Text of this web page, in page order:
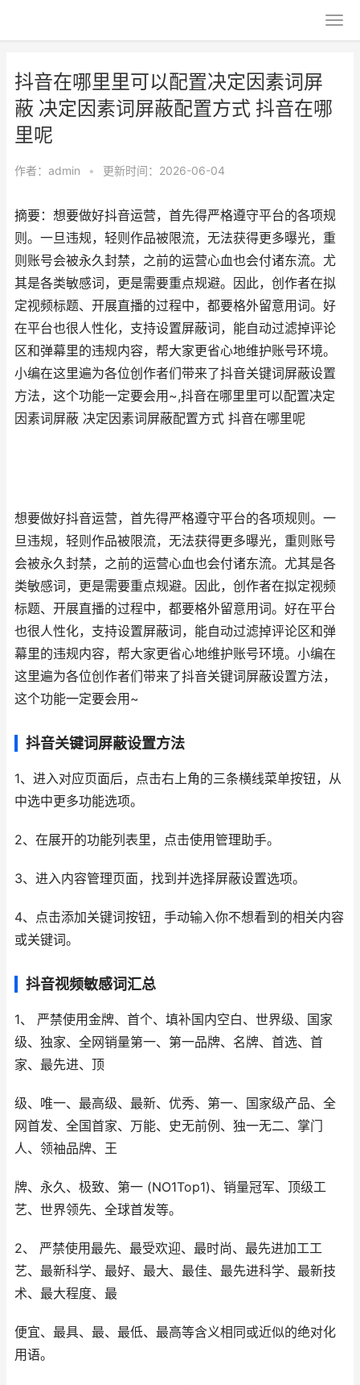
抖音在哪里里可以配置决定因素词屏
蔽 决定因素词屏蔽配置方式 抖音在哪
里呢
作者： admin • 更新时间：2026-06-04
摘要：想要做好抖音运营，首先得严格遵守平台的各项规
则。一旦违规，轻则作品被限流，无法获得更多曝光，重
则账号会被永久封禁，之前的运营心血也会付诸东流。尤
其是各类敏感词，更是需要重点规避。因此，创作者在拟
定视频标题、开展直播的过程中，都要格外留意用词。好
在平台也很人性化，支持设置屏蔽词，能自动过滤掉评论
区和弹幕里的违规内容，帮大家更省心地维护账号环境。
小编在这里遍为各位创作者们带来了抖音关键词屏蔽设置
方法，这个功能一定要会用~,抖音在哪里里可以配置决定
因素词屏蔽 决定因素词屏蔽配置方式 抖音在哪里呢
想要做好抖音运营，首先得严格遵守平台的各项规则。一
旦违规，轻则作品被限流，无法获得更多曝光，重则账号
会被永久封禁，之前的运营心血也会付诸东流。尤其是各
类敏感词，更是需要重点规避。因此，创作者在拟定视频
标题、开展直播的过程中，都要格外留意用词。好在平台
也很人性化，支持设置屏蔽词，能自动过滤掉评论区和弹
幕里的违规内容，帮大家更省心地维护账号环境。小编在
这里遍为各位创作者们带来了抖音关键词屏蔽设置方法，
这个功能一定要会用~
抖音关键词屏蔽设置方法
1、进入对应页面后，点击右上角的三条横线菜单按钮，从
中选中更多功能选项。
2、在展开的功能列表里，点击使用管理助手。
3、进入内容管理页面，找到并选择屏蔽设置选项。
4、点击添加关键词按钮，手动输入你不想看到的相关内容
或关键词。
抖音视频敏感词汇总
1、 严禁使用金牌、首个、填补国内空白、世界级、国家
级、独家、全网销量第一、第一品牌、名牌、首选、首
家、最先进、顶
级、唯一、最高级、最新、优秀、第一、国家级产品、全
网首发、全国首家、万能、史无前例、独一无二、掌门
人、领袖品牌、王
牌、永久、极致、第一 (NO1Top1)、销量冠军、顶级工
艺、世界领先、全球首发等。
2、 严禁使用最先、最受欢迎、最时尚、最先进加工工
艺、最新科学、最好、最大、最佳、最先进科学、最新技
术、最大程度、最
便宜、最具、最、最低、最高等含义相同或近似的绝对化
用语。